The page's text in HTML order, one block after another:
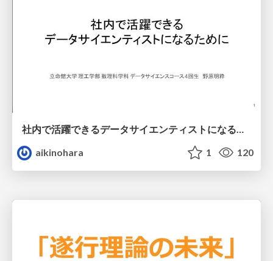
社内で活躍できるデータサイエンティストになるために
aikinohara
1 120